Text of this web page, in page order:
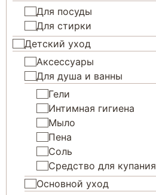
Для посуды
Для стирки
Детский уход
Аксессуары
Для душа и ванны
Гели
Интимная гигиена
Мыло
Пена
Соль
Средство для купания
Основной уход